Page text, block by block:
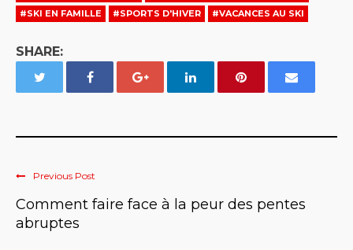
#SKI EN FAMILLE
#SPORTS D'HIVER #VACANCES AU SKI
SHARE:
Previous Post
Comment faire face à la peur des pentes
abruptes